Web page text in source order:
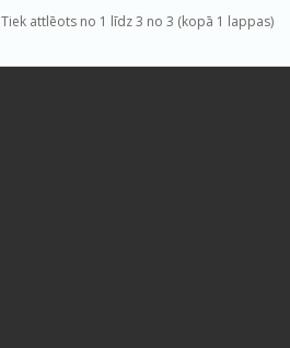
Tiek attlēots no 1 līdz 3 no 3 (kopā 1 lappas)